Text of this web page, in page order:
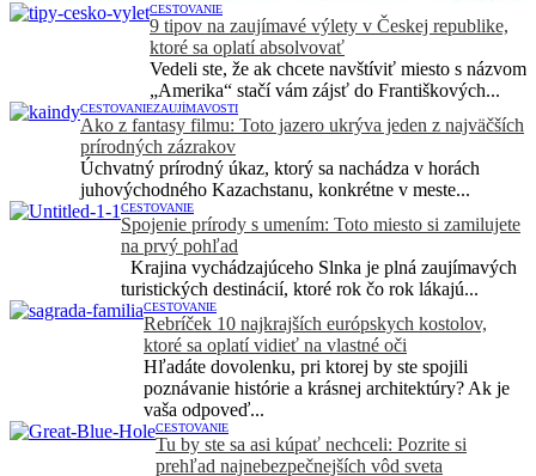
CESTOVANIE
9 tipov na zaujímavé výlety v Českej republike,
ktoré sa oplatí absolvovať
Vedeli ste, že ak chcete navštíviť miesto s názvom
„Amerika“ stačí vám zájsť do Františkových...
CESTOVANIEZAUJÍMAVOSTI
Ako z fantasy filmu: Toto jazero ukrýva jeden z najväčších
prírodných zázrakov
Úchvatný prírodný úkaz, ktorý sa nachádza v horách
juhovýchodného Kazachstanu, konkrétne v meste...
CESTOVANIE
Spojenie prírody s umením: Toto miesto si zamilujete
na prvý pohľad
Krajina vychádzajúceho Slnka je plná zaujímavých
turistických destinácií, ktoré rok čo rok lákajú...
CESTOVANIE
Rebríček 10 najkrajších európskych kostolov,
ktoré sa oplatí vidieť na vlastné oči
Hľadáte dovolenku, pri ktorej by ste spojili
poznávanie histórie a krásnej architektúry? Ak je
vaša odpoveď...
CESTOVANIE
Tu by ste sa asi kúpať nechceli: Pozrite si
prehľad najnebezpečnejších vôd sveta